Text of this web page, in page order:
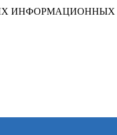
ИНФОРМАЦИОННЫХ